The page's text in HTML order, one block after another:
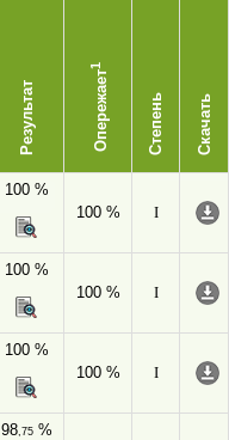
Результат Опережает
1
Степень Скачать
100 %
100 %
I
100 %
100 %
I
100 %
100 %
I
98,75%